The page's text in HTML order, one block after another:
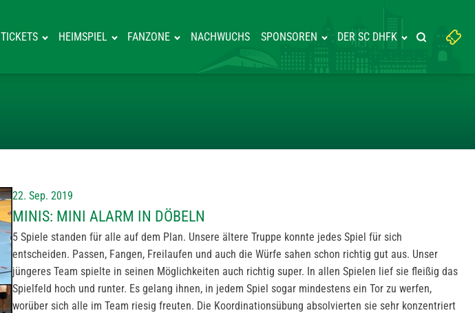
TICKETS HEIMSPIEL FANZONE NACHWUCHS SPONSOREN DER SC DHFK
Suchbegriff
eingeben:
Suche
22. Sep. 2019
MINIS: MINI ALARM IN DÖBELN
5 Spiele standen für alle auf dem Plan. Unsere ältere Truppe konnte jedes Spiel für sich
entscheiden. Passen, Fangen, Freilaufen und auch die Würfe sahen schon richtig gut aus. Unser
jüngeres Team spielte in seinen Möglichkeiten auch richtig super. In allen Spielen lief sie fleißig das
Spielfeld hoch und runter. Es gelang ihnen, in jedem Spiel sogar mindestens ein Tor zu werfen,
worüber sich alle im Team riesig freuten. Die Koordinationsübung absolvierten sie sehr konzentriert